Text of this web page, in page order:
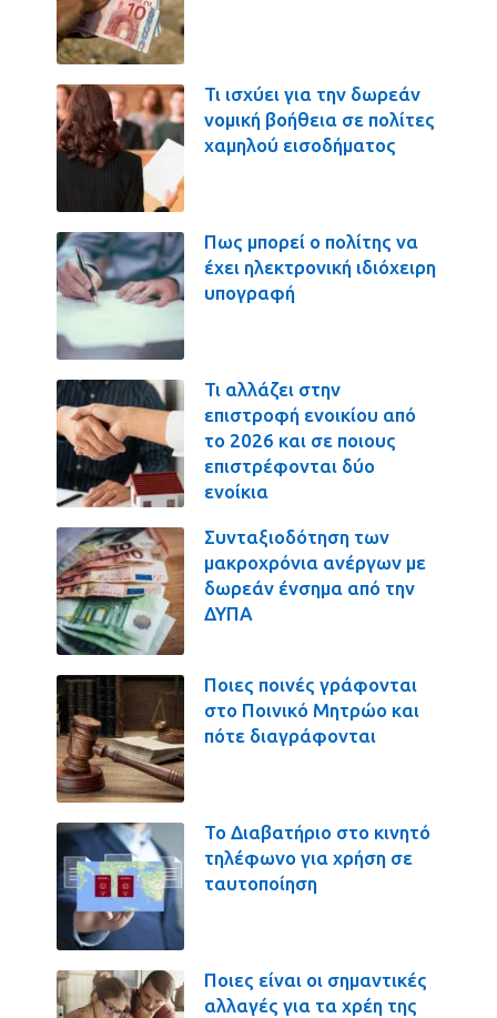
Τι ισχύει για την δωρεάν
νομική βοήθεια σε πολίτες
χαμηλού εισοδήματος
Πως μπορεί ο πολίτης να
έχει ηλεκτρονική ιδιόχειρη
υπογραφή
Τι αλλάζει στην
επιστροφή ενοικίου από
το 2026 και σε ποιους
επιστρέφονται δύο
ενοίκια
Συνταξιοδότηση των
μακροχρόνια ανέργων με
δωρεάν ένσημα από την
ΔΥΠΑ
Ποιες ποινές γράφονται
στο Ποινικό Μητρώο και
πότε διαγράφονται
Το Διαβατήριο στο κινητό
τηλέφωνο για χρήση σε
ταυτοποίηση
Ποιες είναι οι σημαντικές
αλλαγές για τα χρέη της